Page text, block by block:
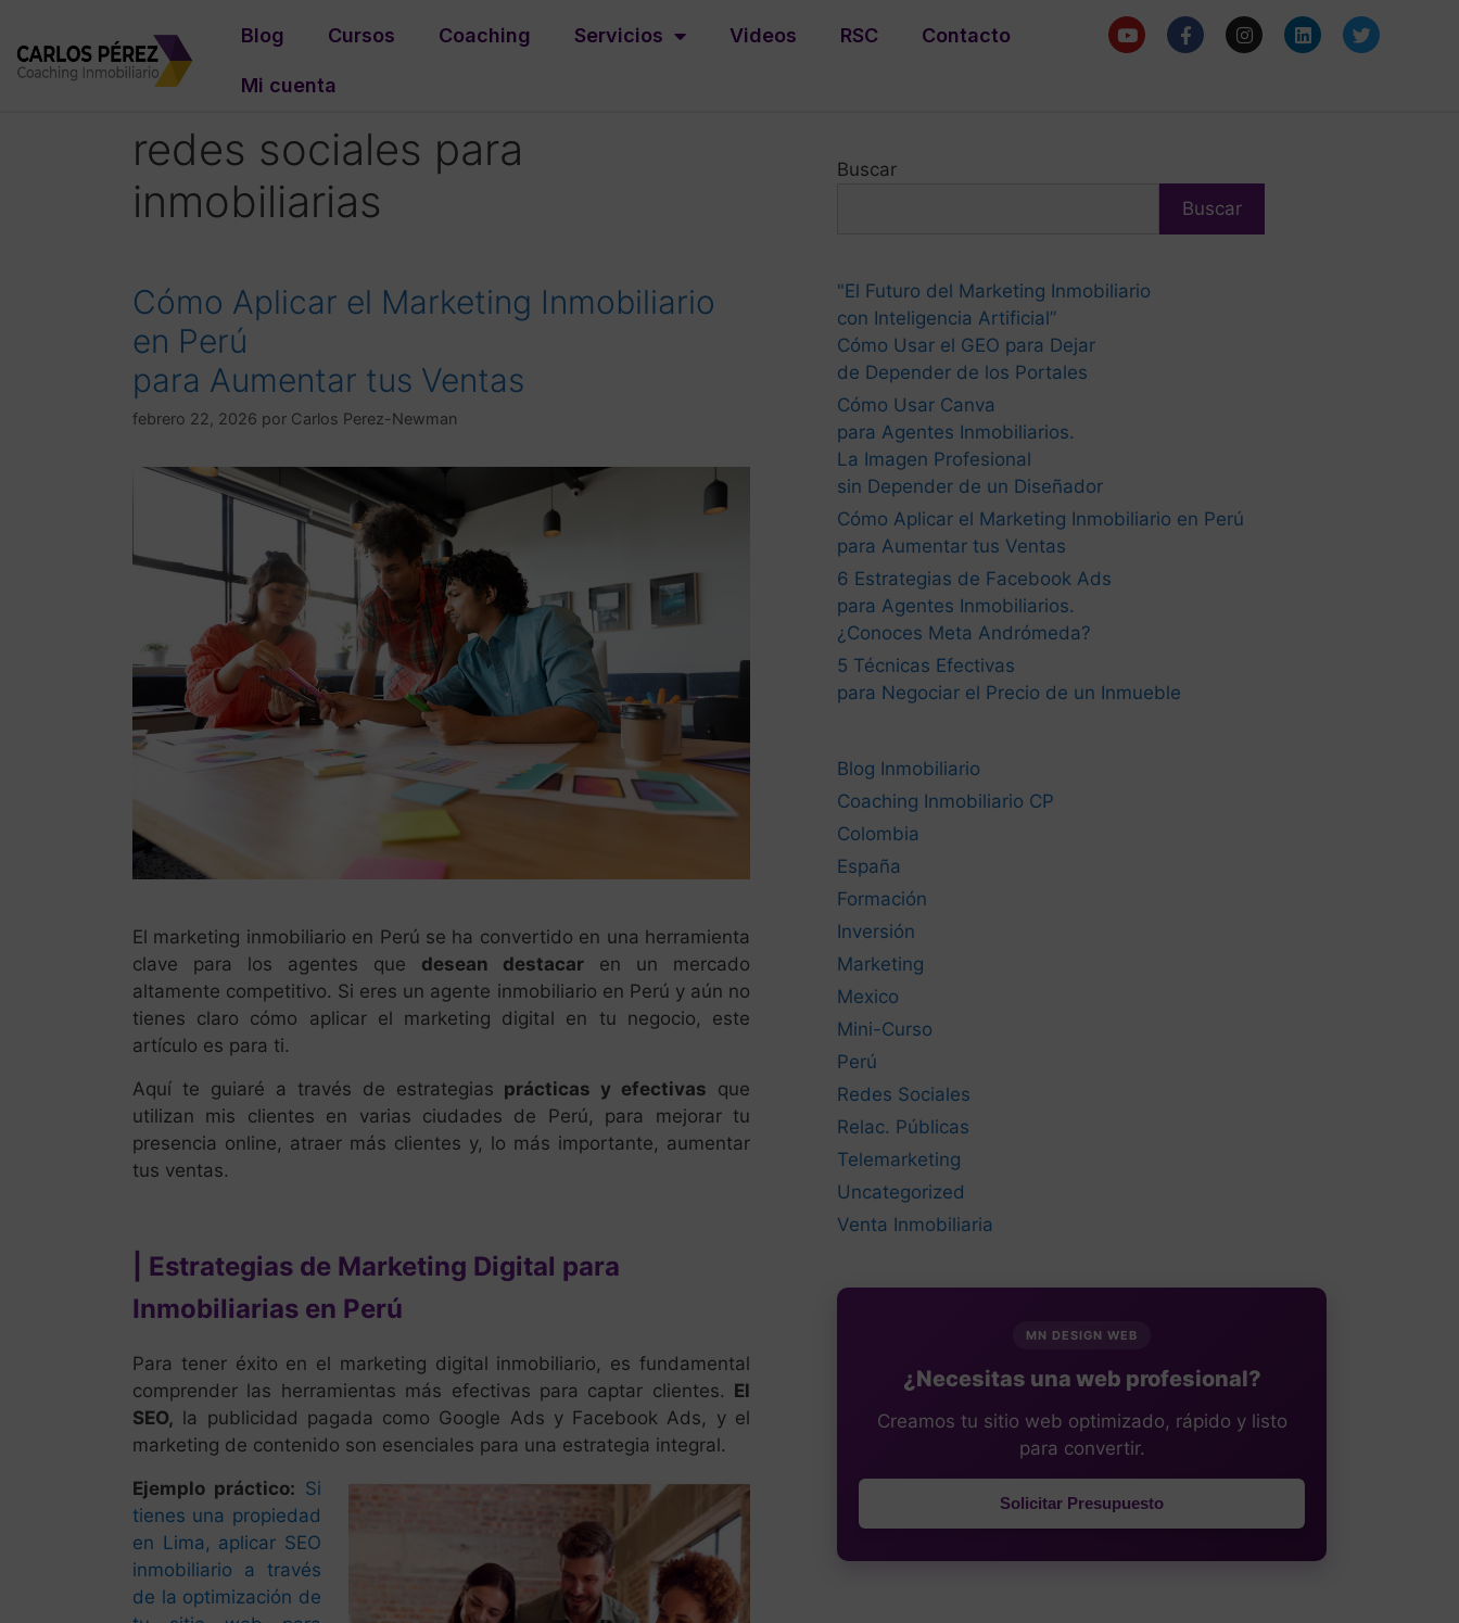
Blog Cursos Coaching Servicios Videos RSC Contacto
Mi cuenta
redes sociales para
inmobiliarias
Cómo Aplicar el Marketing Inmobiliario
en Perú
para Aumentar tus Ventas
febrero 22, 2026 por Carlos Perez-Newman
El marketing inmobiliario en Perú se ha convertido en una herramienta
clave para los agentes que desean destacaren un mercado
altamente competitivo. Si eres un agente inmobiliario en Perú y aún no
tienes claro cómo aplicar el marketing digital en tu negocio, este
artículo es para ti.
Aquí te guiaré a través de estrategias prácticas y efectivas que
utilizan mis clientes en varias ciudades de Perú, para mejorar tu
presencia online, atraer más clientes y, lo más importante, aumentar
tus ventas.
| Estrategias de Marketing Digital para
Inmobiliarias en Perú
Para tener éxito en el marketing digital inmobiliario, es fundamental
comprender las herramientas más efectivas para captar clientes. El
SEO, la publicidad pagada como Google Ads y Facebook Ads, y el
marketing de contenido son esenciales para una estrategia integral.
Ejemplo práctico: Si
tienes una propiedad
en Lima, aplicar SEO
inmobiliario a través
de la optimización de
Buscar
Buscar
"El Futuro del Marketing Inmobiliario
con Inteligencia Artificial”
Cómo Usar el GEO para Dejar
de Depender de los Portales
Cómo Usar Canva
para Agentes Inmobiliarios.
La Imagen Profesional
sin Depender de un Diseñador
Cómo Aplicar el Marketing Inmobiliario en Perú
para Aumentar tus Ventas
6 Estrategias de Facebook Ads
para Agentes Inmobiliarios.
¿Conoces Meta Andrómeda?
5 Técnicas Efectivas
para Negociar el Precio de un Inmueble
Blog Inmobiliario
Coaching Inmobiliario CP
Colombia
España
Formación
Inversión
Marketing
Mexico
Mini-Curso
Perú
Redes Sociales
Relac. Públicas
Telemarketing
Uncategorized
Venta Inmobiliaria
MN DESIGN WEB
¿Necesitas una web profesional?
Creamos tu sitio web optimizado, rápido y listo
para convertir.
Solicitar Presupuesto